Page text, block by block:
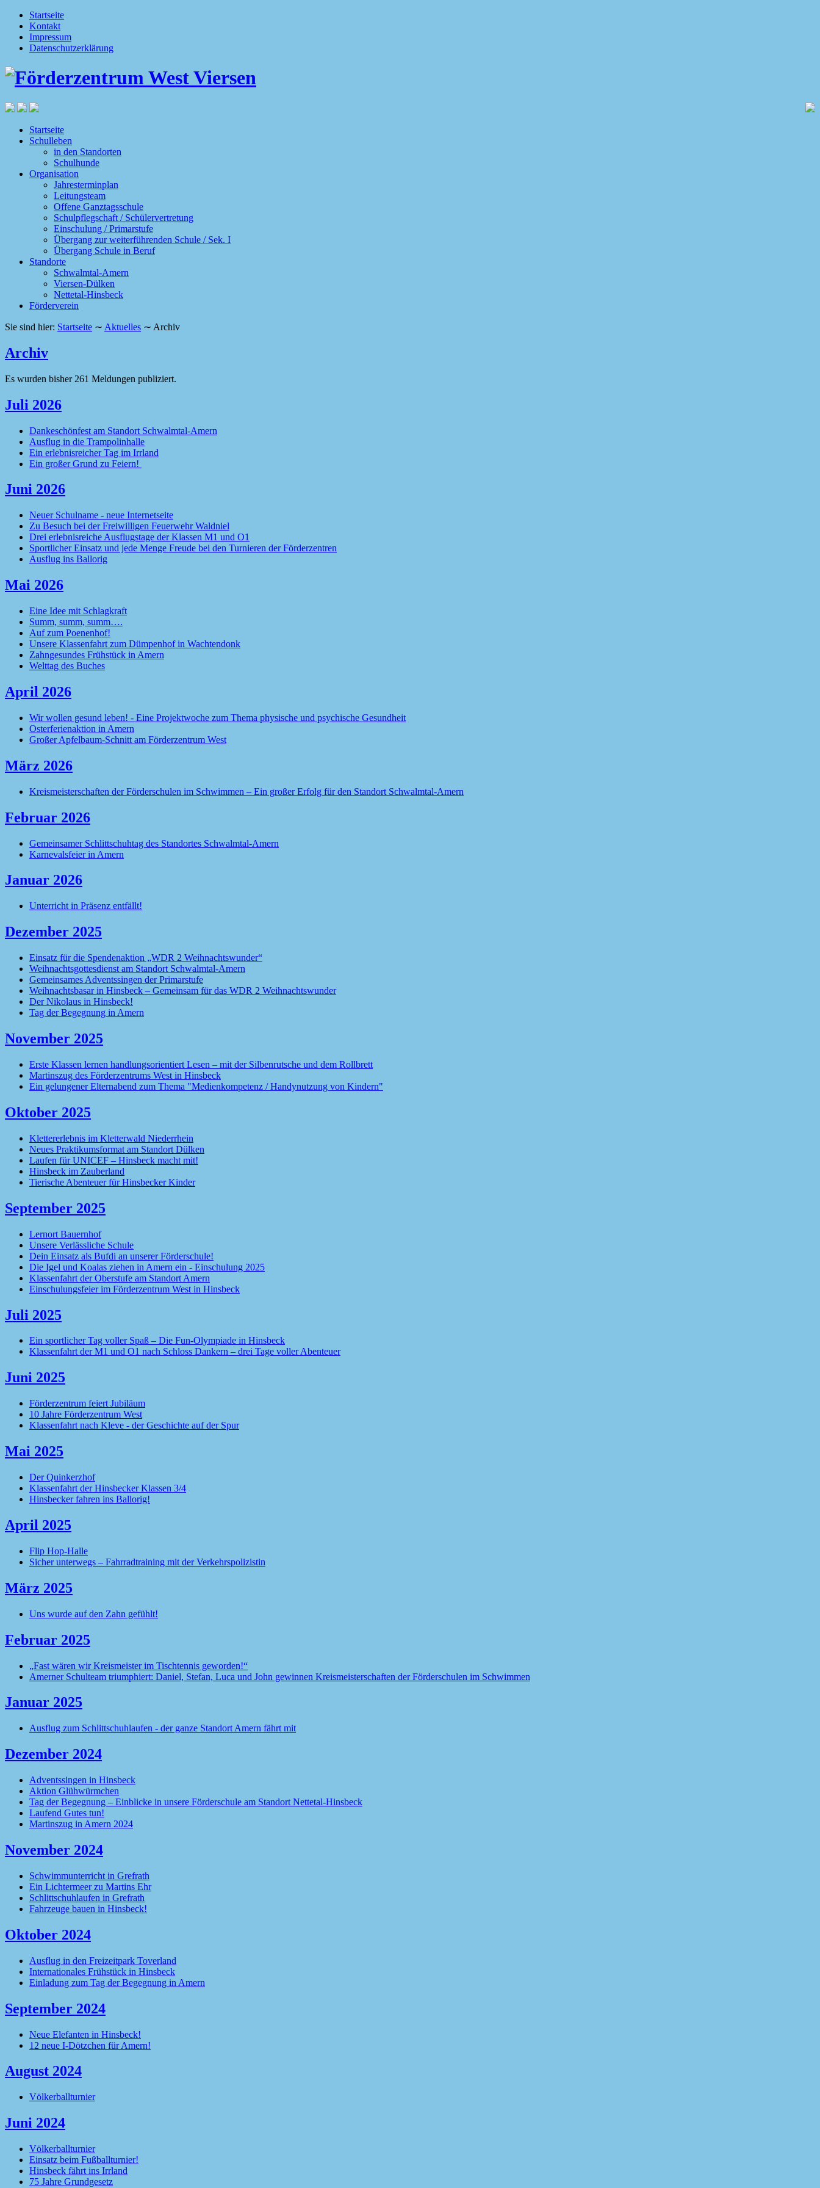
Startseite
Kontakt
Impressum
Datenschutzerklärung
Startseite
Schulleben
in den Standorten
Schulhunde
Organisation
Jahresterminplan
Leitungsteam
Offene Ganztagsschule
Schulpflegschaft / Schülervertretung
Einschulung / Primarstufe
Übergang zur weiterführenden Schule / Sek. I
Übergang Schule in Beruf
Standorte
Schwalmtal-Amern
Viersen-Dülken
Nettetal-Hinsbeck
Förderverein
Sie sind hier: Startseite ∼ Aktuelles ∼ Archiv
Archiv
Es wurden bisher 261 Meldungen publiziert.
Juli 2026
Dankeschönfest am Standort Schwalmtal-Amern
Ausflug in die Trampolinhalle
Ein erlebnisreicher Tag im Irrland
Ein großer Grund zu Feiern!
Juni 2026
Neuer Schulname - neue Internetseite
Zu Besuch bei der Freiwilligen Feuerwehr Waldniel
Drei erlebnisreiche Ausflugstage der Klassen M1 und O1
Sportlicher Einsatz und jede Menge Freude bei den Turnieren der Förderzentren
Ausflug ins Ballorig
Mai 2026
Eine Idee mit Schlagkraft
Summ, summ, summ….
Auf zum Poenenhof!
Unsere Klassenfahrt zum Dümpenhof in Wachtendonk
Zahngesundes Frühstück in Amern
Welttag des Buches
April 2026
Wir wollen gesund leben! - Eine Projektwoche zum Thema physische und psychische Gesundheit
Osterferienaktion in Amern
Großer Apfelbaum-Schnitt am Förderzentrum West
März 2026
Kreismeisterschaften der Förderschulen im Schwimmen – Ein großer Erfolg für den Standort Schwalmtal-Amern
Februar 2026
Gemeinsamer Schlittschuhtag des Standortes Schwalmtal-Amern
Karnevalsfeier in Amern
Januar 2026
Unterricht in Präsenz entfällt!
Dezember 2025
Einsatz für die Spendenaktion „WDR 2 Weihnachtswunder“
Weihnachtsgottesdienst am Standort Schwalmtal-Amern
Gemeinsames Adventssingen der Primarstufe
Weihnachtsbasar in Hinsbeck – Gemeinsam für das WDR 2 Weihnachtswunder
Der Nikolaus in Hinsbeck!
Tag der Begegnung in Amern
November 2025
Erste Klassen lernen handlungsorientiert Lesen – mit der Silbenrutsche und dem Rollbrett
Martinszug des Förderzentrums West in Hinsbeck
Ein gelungener Elternabend zum Thema "Medienkompetenz / Handynutzung von Kindern"
Oktober 2025
Klettererlebnis im Kletterwald Niederrhein
Neues Praktikumsformat am Standort Dülken
Laufen für UNICEF – Hinsbeck macht mit!
Hinsbeck im Zauberland
Tierische Abenteuer für Hinsbecker Kinder
September 2025
Lernort Bauernhof
Unsere Verlässliche Schule
Dein Einsatz als Bufdi an unserer Förderschule!
Die Igel und Koalas ziehen in Amern ein - Einschulung 2025
Klassenfahrt der Oberstufe am Standort Amern
Einschulungsfeier im Förderzentrum West in Hinsbeck
Juli 2025
Ein sportlicher Tag voller Spaß – Die Fun-Olympiade in Hinsbeck
Klassenfahrt der M1 und O1 nach Schloss Dankern – drei Tage voller Abenteuer
Juni 2025
Förderzentrum feiert Jubiläum
10 Jahre Förderzentrum West
Klassenfahrt nach Kleve - der Geschichte auf der Spur
Mai 2025
Der Quinkerzhof
Klassenfahrt der Hinsbecker Klassen 3/4
Hinsbecker fahren ins Ballorig!
April 2025
Flip Hop-Halle
Sicher unterwegs – Fahrradtraining mit der Verkehrspolizistin
März 2025
Uns wurde auf den Zahn gefühlt!
Februar 2025
„Fast wären wir Kreismeister im Tischtennis geworden!“
Amerner Schulteam triumphiert: Daniel, Stefan, Luca und John gewinnen Kreismeisterschaften der Förderschulen im Schwimmen
Januar 2025
Ausflug zum Schlittschuhlaufen - der ganze Standort Amern fährt mit
Dezember 2024
Adventssingen in Hinsbeck
Aktion Glühwürmchen
Tag der Begegnung – Einblicke in unsere Förderschule am Standort Nettetal-Hinsbeck
Laufend Gutes tun!
Martinszug in Amern 2024
November 2024
Schwimmunterricht in Grefrath
Ein Lichtermeer zu Martins Ehr
Schlittschuhlaufen in Grefrath
Fahrzeuge bauen in Hinsbeck!
Oktober 2024
Ausflug in den Freizeitpark Toverland
Internationales Frühstück in Hinsbeck
Einladung zum Tag der Begegnung in Amern
September 2024
Neue Elefanten in Hinsbeck!
12 neue I-Dötzchen für Amern!
August 2024
Völkerballturnier
Juni 2024
Völkerballturnier
Einsatz beim Fußballturnier!
Hinsbeck fährt ins Irrland
75 Jahre Grundgesetz